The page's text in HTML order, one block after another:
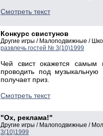
Смотреть текст
Конкурс свистунов
Другие игры / Малоподвижные /
развлечь гостей № 3(10)1999
Чей свист окажется самым
проводить под
получает приз.
Смотреть текст
"Ох, реклама!"
Другие игры / Малоподвижные /
3(10)1999